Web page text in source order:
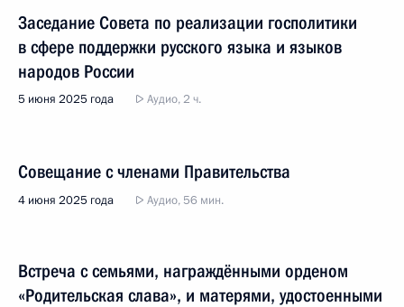
Заседание Совета по реализации госполитики
в сфере поддержки русского языка и языков
народов России
5 июня 2025 года Аудио, 2 ч.
Совещание с членами Правительства
4 июня 2025 года Аудио, 56 мин.
Встреча с семьями, награждёнными орденом
«Родительская слава», и матерями, удостоенными